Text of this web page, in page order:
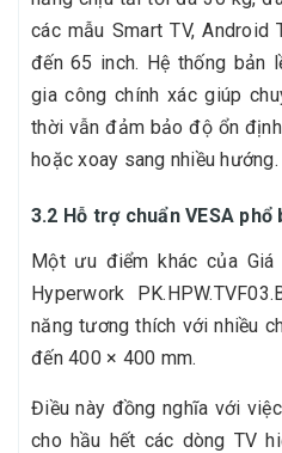
các mẫu Smart TV,
đến 65 inch. Hệ thống bản
gia công chính xác giúp
thời vẫn đảm bảo độ ổn
hoặc xoay sang nhiều hướng.
3.2 Hỗ trợ chuẩn VESA phổ
Một ưu điểm khác của
Hyperwork
năng tương thích với nhiều
đến 400 × 400 mm.
Điều này đồng nghĩa với
cho hầu hết các dòng TV